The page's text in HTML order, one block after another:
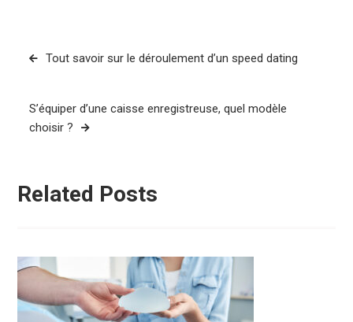
Navigation
Tout savoir sur le déroulement d’un speed dating
S’équiper d’une caisse enregistreuse, quel modèle
choisir ?
Related Posts